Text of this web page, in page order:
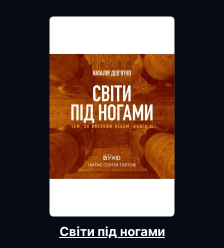
Світи під ногами